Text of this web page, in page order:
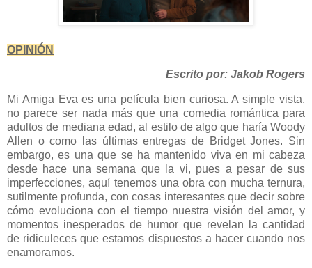
OPINIÓN
Escrito por: Jakob Rogers
Mi Amiga Eva es una película bien curiosa. A simple vista,
no parece ser nada más que una comedia romántica para
adultos de mediana edad, al estilo de algo que haría Woody
Allen o como las últimas entregas de Bridget Jones. Sin
embargo, es una que se ha mantenido viva en mi cabeza
desde hace una semana que la vi, pues a pesar de sus
imperfecciones, aquí tenemos una obra con mucha ternura,
sutilmente profunda, con cosas interesantes que decir sobre
cómo evoluciona con el tiempo nuestra visión del amor, y
momentos inesperados de humor que revelan la cantidad
de ridiculeces que estamos dispuestos a hacer cuando nos
enamoramos.